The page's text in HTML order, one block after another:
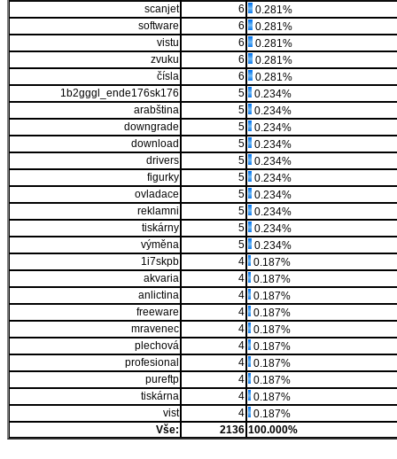
scanjet
6
0.281%
software
6
0.281%
vistu
6
0.281%
zvuku
6
0.281%
čísla
6
0.281%
1b2gggl_ende176sk176
5
0.234%
arabština
5
0.234%
downgrade
5
0.234%
download
5
0.234%
drivers
5
0.234%
figurky
5
0.234%
ovladace
5
0.234%
reklamni
5
0.234%
tiskárny
5
0.234%
výměna
5
0.234%
1i7skpb
4
0.187%
akvaria
4
0.187%
anlictina
4
0.187%
freeware
4
0.187%
mravenec
4
0.187%
plechová
4
0.187%
profesional
4
0.187%
pureftp
4
0.187%
tiskárna
4
0.187%
vist
4
0.187%
Vše:
2136 100.000%